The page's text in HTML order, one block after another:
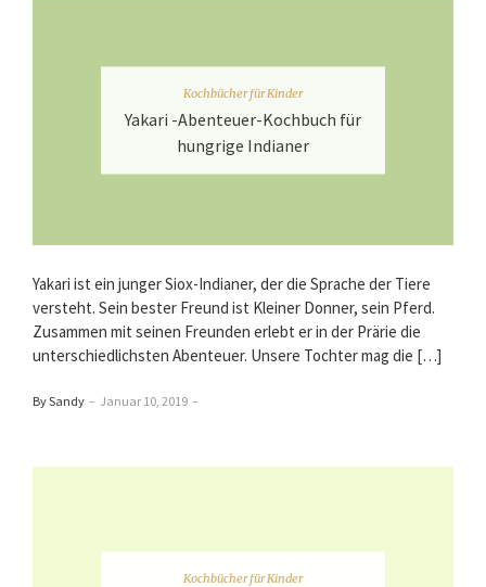
Kochbücher für Kinder
Yakari -Abenteuer-Kochbuch für
hungrige Indianer
Yakari ist ein junger Siox-Indianer, der die Sprache der Tiere
versteht. Sein bester Freund ist Kleiner Donner, sein Pferd.
Zusammen mit seinen Freunden erlebt er in der Prärie die
unterschiedlichsten Abenteuer. Unsere Tochter mag die […]
By Sandy – Januar 10, 2019 –
Kochbücher für Kinder